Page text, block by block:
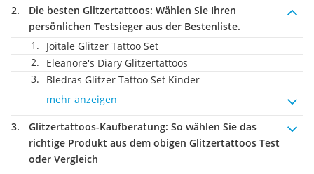
Die besten Glitzertattoos: Wählen Sie Ihren
persönlichen Testsieger aus der Bestenliste.
Joitale Glitzer Tattoo Set
Eleanore's Diary Glitzertattoos
Bledras Glitzer Tattoo Set Kinder
mehr anzeigen
Glitzertattoos-Kaufberatung: So wählen Sie das
richtige Produkt aus dem obigen Glitzertattoos Test
oder Vergleich